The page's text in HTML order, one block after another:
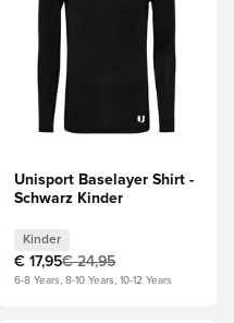
Unisport Baselayer Shirt -
Schwarz Kinder
Kinder
€ 17,95€ 24,95
6-8 Years, 8-10 Years, 10-12 Years